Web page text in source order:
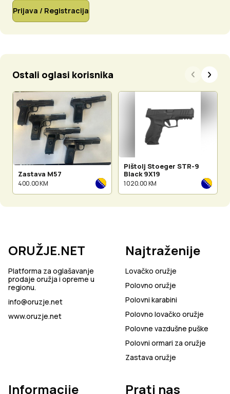
Prijava / Registracija
Ostali oglasi korisnika
Zastava M57
400.00 KM
Pištolj Stoeger STR-9
Black 9X19
1 020.00 KM
ORUŽJE.NET
Platforma za oglašavanje
prodaje oružja i opreme u
regionu.
info@oruzje.net
www.oruzje.net
Najtraženije
Lovačko oružje
Polovno oružje
Polovni karabini
Polovno lovačko oružje
Polovne vazdušne puške
Polovni ormari za oružje
Zastava oružje
Informacije Prati nas